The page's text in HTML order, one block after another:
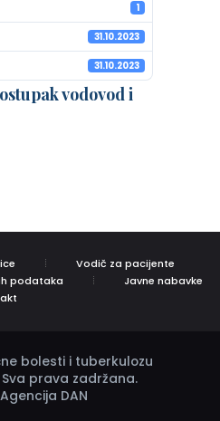
1
31.10.2023
31.10.2023
vodovod i
Vodič za pacijente
podataka
Javne nabavke
bolesti i tuberkulozu
prava zadržana.
DAN